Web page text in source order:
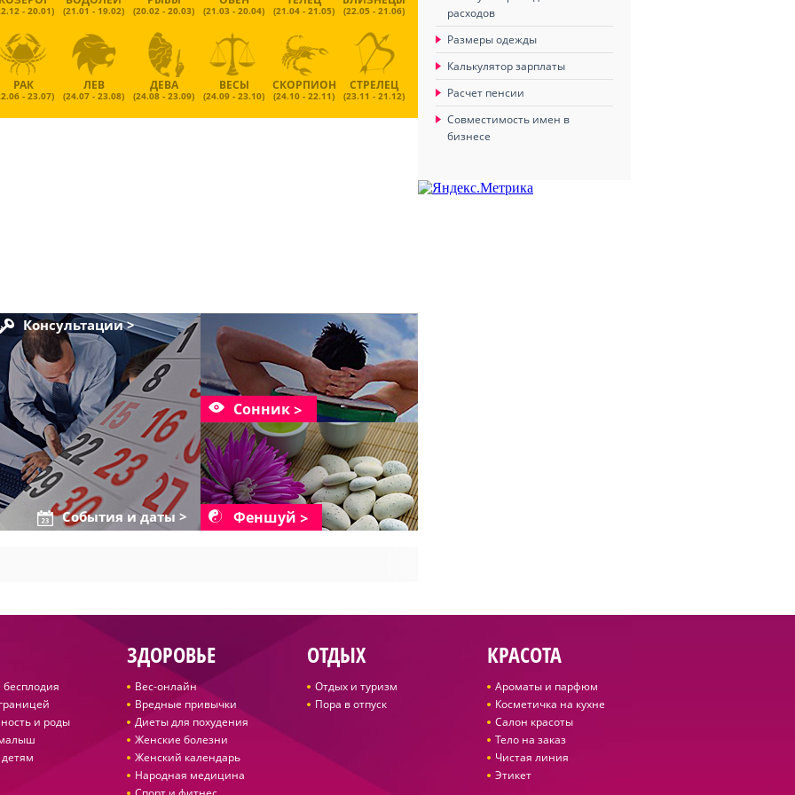
- 20.01) (21.01 - 19.02) (20.02 - 20.03) (21.03 - 20.04) (21.04 - 21.05) (22.05 - 21.06)
РАК
- 23.07)
ЛЕВ
(24.07 - 23.08)
ДЕВА
(24.08 - 23.09)
ВЕСЫ
(24.09 - 23.10)
СКОРПИОН
(24.10 - 22.11)
СТРЕЛЕЦ
(23.11 - 21.12)
Консультации >
События и даты >
Сонник
Феншуй
расходов
Размеры одежды
Калькулятор зарплаты
Расчет пенсии
Совместимость имен в
бизнесе
и роды
ЗДОРОВЬЕ
Вес-онлайн
Вредные привычки
Диеты для похудения
Женские болезни
Женский календарь
Народная медицина
ОТДЫХ
Отдых и туризм
Пора в отпуск
КРАСОТА
Ароматы и парфюм
Косметичка на кухне
Салон красоты
Тело на заказ
Чистая линия
Этикет